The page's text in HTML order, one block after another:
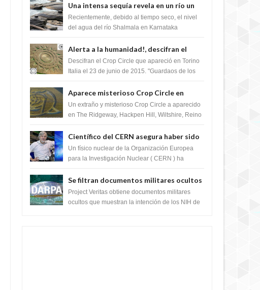
m...
Una intensa sequía revela en un río un
impresionante hallazgo de miles de
Shiva Lingas
Recientemente, debido al tiempo seco, el nivel
del agua del río Shalmala en Karnataka
Shiv...
Alerta a la humanidad!, descifran el
mensaje del Crop Circle de Torino ,Italia
Descifran el Crop Circle que apareció en Torino
Italia el 23 de junio de 2015. "Guardaos de los
Aparece misterioso Crop Circle en
Reino Unido 23 de junio 2016
Un extraño y misterioso Crop Circle a aparecido
en The Ridgeway, Hackpen Hill, Wiltshire, Reino
Científico del CERN asegura haber sido
ayudado por seres de luz durante una
prueba del Colisionador de Hadrones
Un físico nuclear de la Organización Europea
para la Investigación Nuclear ( CERN ) ha
corazó...
Se filtran documentos militares ocultos
que muestran la intención de los NIH de
crear el SARS-CoV-2, utilizando la
Project Veritas obtiene documentos militares
ocultos que muestran la intención de los NIH de